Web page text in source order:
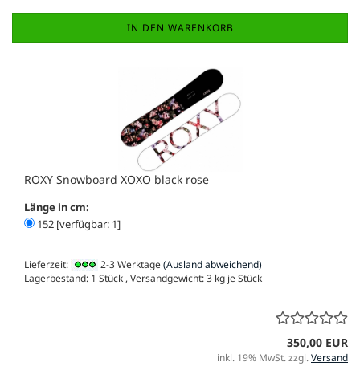
IN DEN WARENKORB
ROXY Snowboard XOXO black rose
Länge in cm:
152 [verfügbar: 1]
Lieferzeit: 2-3 Werktage(Ausland abweichend)
Lagerbestand: 1 Stück , Versandgewicht:3 kg je Stück
350,00 EUR
inkl. 19% MwSt. zzgl.Versand